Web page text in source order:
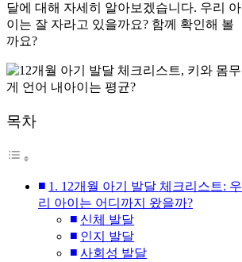
달에 대해 자세히 알아보겠습니다. 우리 아
이는 잘 자라고 있을까요? 함께 확인해 볼
까요?
목차
1. 12개월 아기 발달 체크리스트: 우
리 아이는 어디까지 왔을까?
신체 발달
인지 발달
사회성 발달